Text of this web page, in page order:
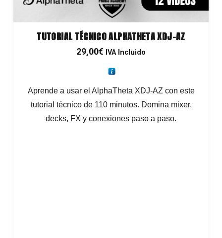
TUTORIAL TÉCNICO ALPHATHETA XDJ-AZ
29,00€ IVA Incluido
Aprende a usar el AlphaTheta XDJ-AZ con este
tutorial técnico de 110 minutos. Domina mixer,
decks, FX y conexiones paso a paso.